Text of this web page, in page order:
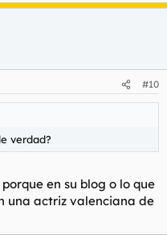
#10
verdad?
en su blog o lo que
una actriz valenciana de